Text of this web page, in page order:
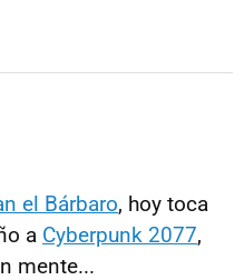
el Bárbaro, hoy toca
a Cyberpunk 2077,
mente...